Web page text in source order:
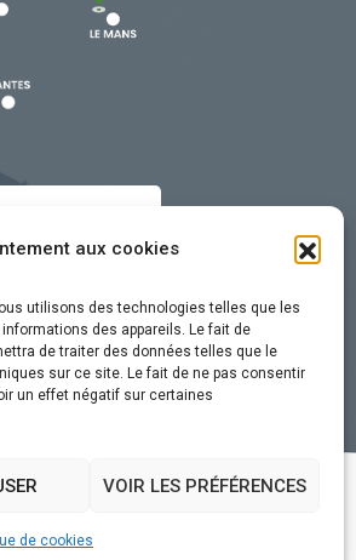
aux cookies
utilisons des technologies telles que les
des appareils. Le fait de
de traiter des données telles que le
sur ce site. Le fait de ne pas consentir
un effet négatif sur certaines
VOIR LES PRÉFÉRENCES
de cookies
site